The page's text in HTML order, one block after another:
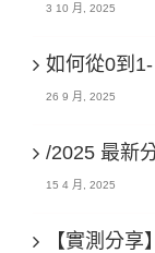
3 10 月, 2025
如何從0到
26 9 月, 2025
/2025 最新
15 4 月, 2025
【實測分